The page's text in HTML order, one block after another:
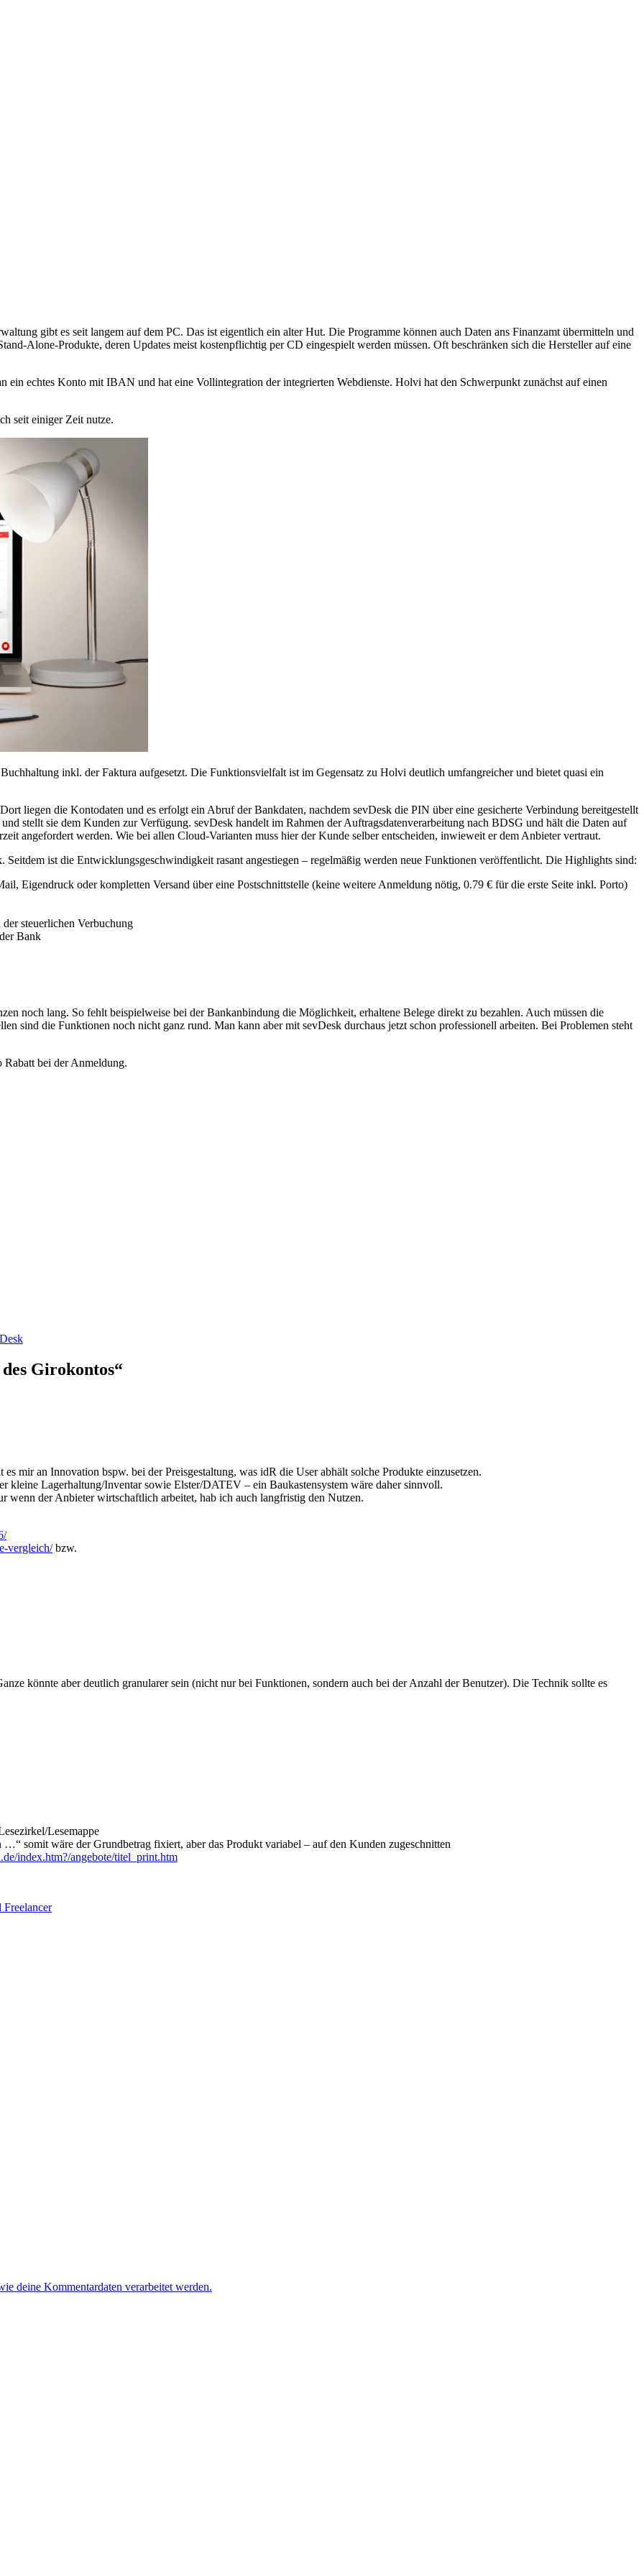
gibt es seit langem auf dem PC. Das ist eigentlich ein alter Hut. Die Programme können auch Daten ans Finanzamt übermitteln und
Alone-Produkte, deren Updates meist kostenpflichtig per CD eingespielt werden müssen. Oft beschränken sich die Hersteller auf eine
echtes Konto mit IBAN und hat eine Vollintegration der integrierten Webdienste. Holvi hat den Schwerpunkt zunächst auf einen
seit einiger Zeit nutze.
inkl. der Faktura aufgesetzt. Die Funktionsvielfalt ist im Gegensatz zu Holvi deutlich umfangreicher und bietet quasi ein
liegen die Kontodaten und es erfolgt ein Abruf der Bankdaten, nachdem sevDesk die PIN über eine gesicherte Verbindung bereitgestellt
stellt sie dem Kunden zur Verfügung. sevDesk handelt im Rahmen der Auftragsdatenverarbeitung nach BDSG und hält die Daten auf
angefordert werden. Wie bei allen Cloud-Varianten muss hier der Kunde selber entscheiden, inwieweit er dem Anbieter vertraut.
Seitdem ist die Entwicklungsgeschwindigkeit rasant angestiegen – regelmäßig werden neue Funktionen veröffentlicht. Die Highlights sind:
Eigendruck oder kompletten Versand über eine Postschnittstelle (keine weitere Anmeldung nötig, 0.79 € für die erste Seite inkl. Porto)
steuerlichen Verbuchung
Bank
noch lang. So fehlt beispielweise bei der Bankanbindung die Möglichkeit, erhaltene Belege direkt zu bezahlen. Auch müssen die
sind die Funktionen noch nicht ganz rund. Man kann aber mit sevDesk durchaus jetzt schon professionell arbeiten. Bei Problemen steht
Rabatt bei der Anmeldung.
Girokontos“
mir an Innovation bspw. bei der Preisgestaltung, was idR die User abhält solche Produkte einzusetzen.
kleine Lagerhaltung/Inventar sowie Elster/DATEV – ein Baukastensystem wäre daher sinnvoll.
wenn der Anbieter wirtschaftlich arbeitet, hab ich auch langfristig den Nutzen.
vergleich/bzw.
könnte aber deutlich granularer sein (nicht nur bei Funktionen, sondern auch bei der Anzahl der Benutzer). Die Technik sollte es
Lesemappe
somit wäre der Grundbetrag fixiert, aber das Produkt variabel – auf den Kunden zugeschnitten
index.htm?/angebote/titel_print.htm
deine Kommentardaten verarbeitet werden.